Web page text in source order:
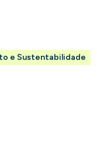
e Sustentabilidade